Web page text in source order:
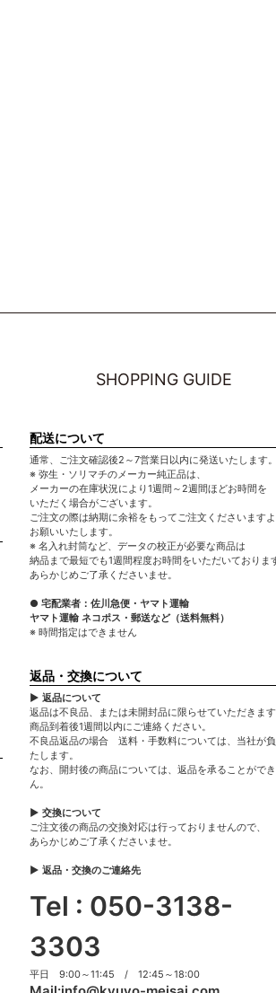
SHOPPING GUIDE
配送について
通常、ご注文確認後2～7営業日以内に発送いたします。
※ 弥生・ソリマチのメーカー純正品は、
メーカーの在庫状況により1週間～2週間ほどお時間を
いただく場合がございます。
ご注文の際は納期に余裕をもってご注文くださいますよ
お願いいたします。
※ 名入れ封筒など、データの校正が必要な商品は
納品まで最短でも1週間程度お時間をいただいておりま
あらかじめご了承くださいませ。
● 宅配業者：佐川急便・ヤマト運輸
ヤマト運輸 ネコポス・郵送など（送料無料）
※ 時間指定はできません
返品・交換について
▶ 返品について
返品は不良品、または未開封品に限らせていただきます
商品到着後1週間以内にご連絡ください。
不良品返品の場合 送料・手数料については、当社が
たします。
なお、開封後の商品については、返品を承ることがで
ん。
▶ 交換について
ご注文後の商品の交換対応は行っておりませんので、
あらかじめご了承くださいませ。
▶ 返品・交換のご連絡先
Tel : 050-3138-
3303
平日 9:00～11:45 / 12:45～18:00